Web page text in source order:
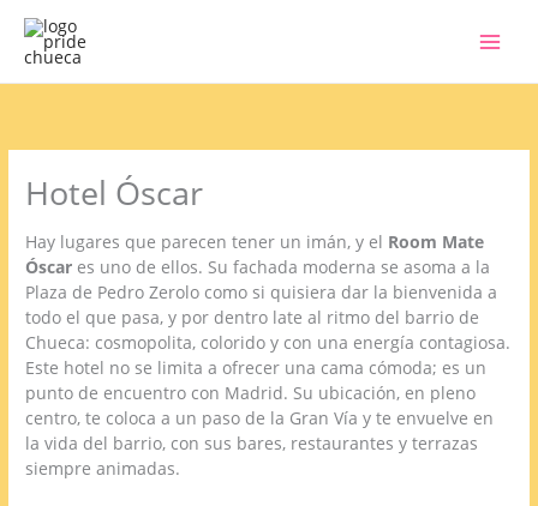
contenido
Hotel Óscar
Hay lugares que parecen tener un imán, y el Room Mate
Óscar es uno de ellos. Su fachada moderna se asoma a la
Plaza de Pedro Zerolo como si quisiera dar la bienvenida a
todo el que pasa, y por dentro late al ritmo del barrio de
Chueca: cosmopolita, colorido y con una energía contagiosa.
Este hotel no se limita a ofrecer una cama cómoda; es un
punto de encuentro con Madrid. Su ubicación, en pleno
centro, te coloca a un paso de la Gran Vía y te envuelve en
la vida del barrio, con sus bares, restaurantes y terrazas
siempre animadas.